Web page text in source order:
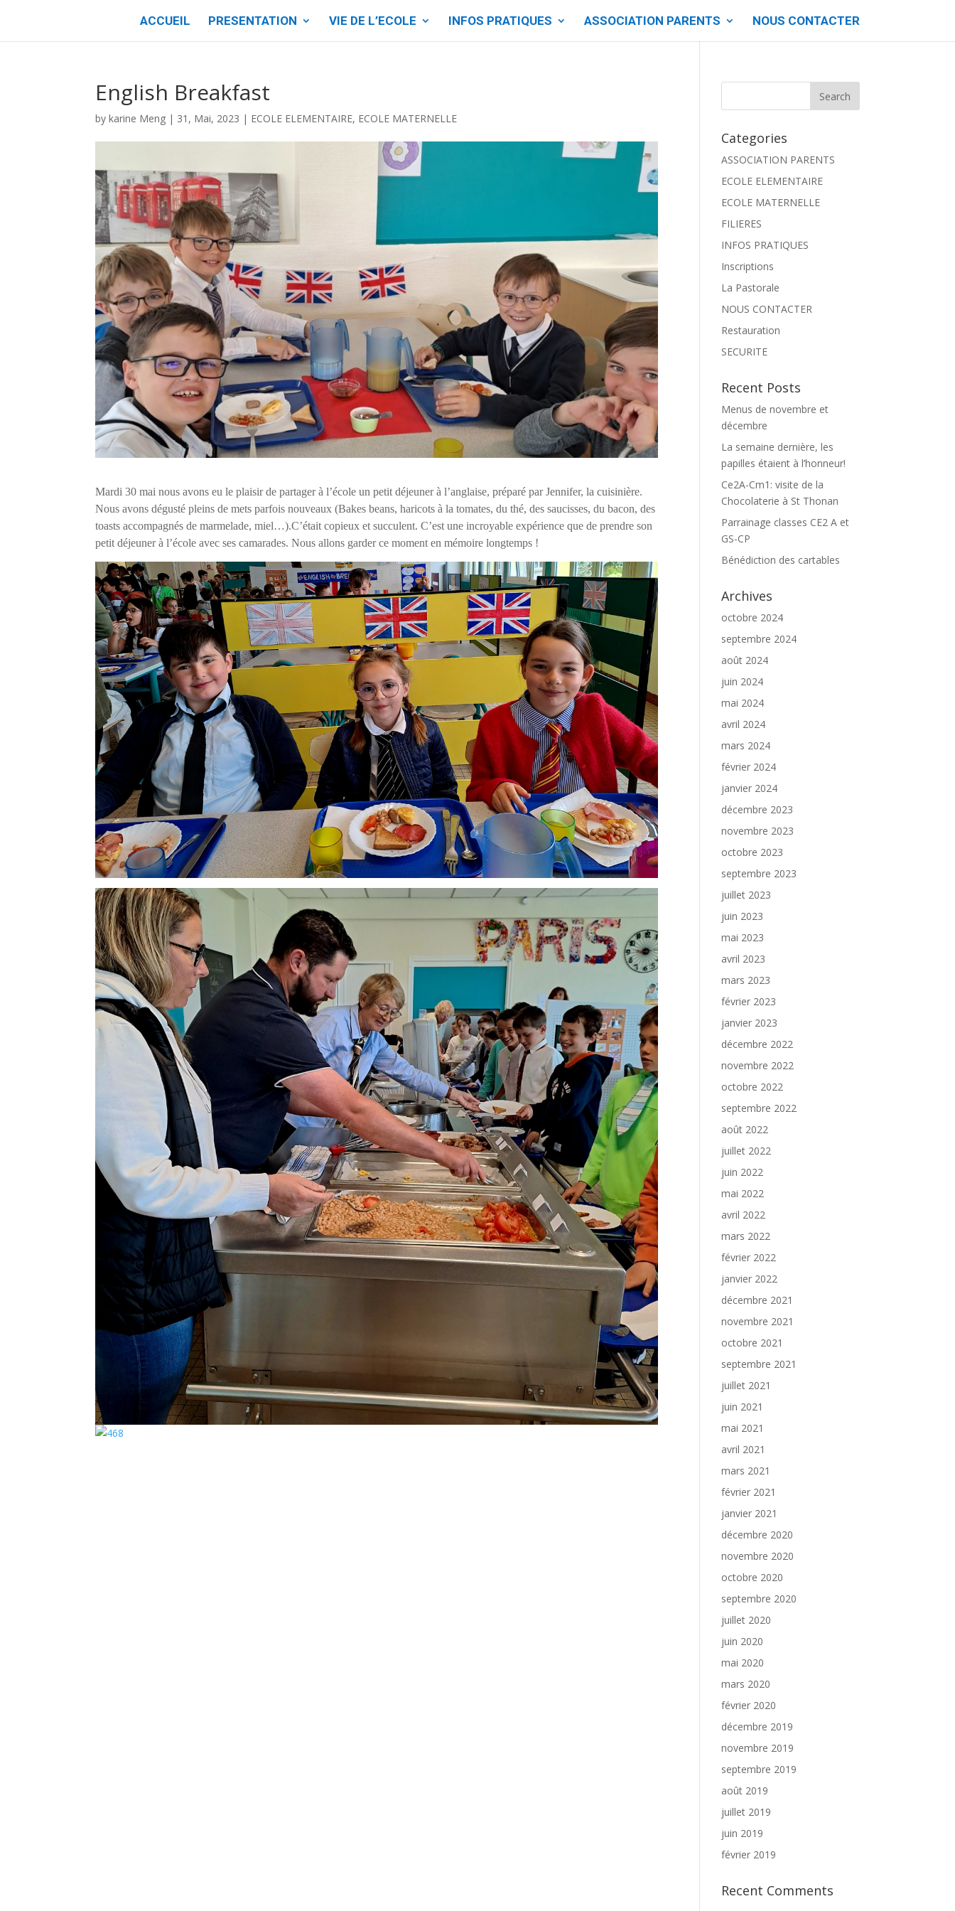
ACCUEIL PRESENTATION VIE DE L’ECOLE INFOS PRATIQUES ASSOCIATION PARENTS NOUS CONTACTER
English Breakfast
bykarine Meng | 31, Mai, 2023 | ECOLE ELEMENTAIRE, ECOLE MATERNELLE
Mardi 30 mai nous avons eu le plaisir de partager à l’école un petit déjeuner à l’anglaise, préparé par Jennifer, la cuisinière.
Nous avons dégusté pleins de mets parfois nouveaux (Bakes beans, haricots à la tomates, du thé, des saucisses, du bacon, des
toasts accompagnés de marmelade, miel…).C’était copieux et succulent. C’est une incroyable expérience que de prendre son
petit déjeuner à l’école avec ses camarades. Nous allons garder ce moment en mémoire longtemps !
Categories
ASSOCIATION PARENTS
ECOLE ELEMENTAIRE
ECOLE MATERNELLE
FILIERES
INFOS PRATIQUES
Inscriptions
La Pastorale
NOUS CONTACTER
Restauration
SECURITE
Recent Posts
Menus de novembre et
décembre
La semaine dernière, les
papilles étaient à l’honneur!
Ce2A-Cm1: visite de la
Chocolaterie à St Thonan
Parrainage classes CE2 A et
GS-CP
Bénédiction des cartables
Archives
octobre 2024
septembre 2024
août 2024
juin 2024
mai 2024
avril 2024
mars 2024
février 2024
janvier 2024
décembre 2023
novembre 2023
octobre 2023
septembre 2023
juillet 2023
juin 2023
mai 2023
avril 2023
mars 2023
février 2023
janvier 2023
décembre 2022
novembre 2022
octobre 2022
septembre 2022
août 2022
juillet 2022
juin 2022
mai 2022
avril 2022
mars 2022
février 2022
janvier 2022
décembre 2021
novembre 2021
octobre 2021
septembre 2021
juillet 2021
juin 2021
mai 2021
avril 2021
mars 2021
février 2021
janvier 2021
décembre 2020
novembre 2020
octobre 2020
septembre 2020
juillet 2020
juin 2020
mai 2020
mars 2020
février 2020
décembre 2019
novembre 2019
septembre 2019
août 2019
juillet 2019
juin 2019
février 2019
Recent Comments